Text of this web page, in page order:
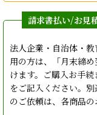
法人企業・自治体・
用の方は、「月末締
けます。ご購入お手
をご記入ください。
のご依頼は、各商品の